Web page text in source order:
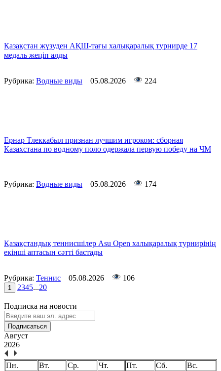
Қазақстан жүзуден АҚШ-тағы халықаралық турнирде 17
медаль жеңіп алды
Рубрика: Водные виды 05.08.2026 224
Ернар Тлеккабыл признан лучшим игроком: сборная
Казахстана по водному поло одержала первую победу на ЧМ
Рубрика: Водные виды 05.08.2026 174
Қазақстандық теннисшілер Asu Open халықаралық турнирінің
екінші аптасын сәтті бастады
Рубрика: Теннис 05.08.2026 106
1 2345...20
Подписка на новости
Подписаться
Август
2026
Пн. Вт. Ср. Чт. Пт. Сб.
Вс.